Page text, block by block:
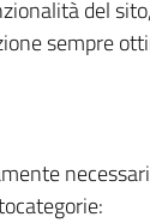
del
sempre